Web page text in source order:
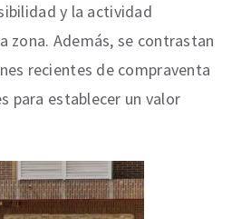
y la actividad
zona. Además, se contrastan
recientes de compraventa
para establecer un valor